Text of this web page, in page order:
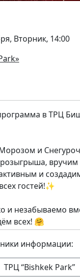
Вторник, 14:00
в ТРЦ
и
и
гостей!✨
и незабываемо
всех! 🤗
информации:
ТРЦ “Bishkek Park”